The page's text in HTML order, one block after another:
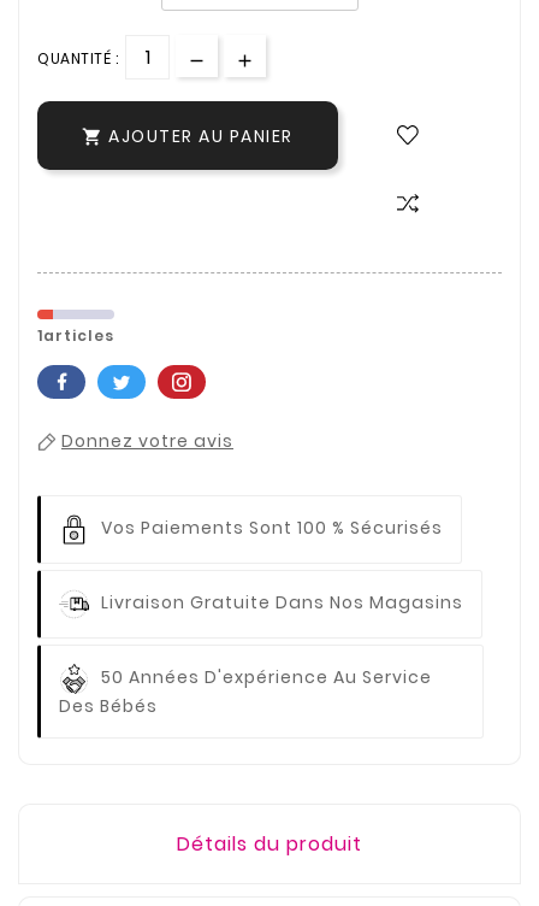
QUANTITÉ :
 AJOUTER AU PANIER
1articles
Donnez votre avis
Vos Paiements Sont 100 % Sécurisés
Livraison Gratuite Dans Nos Magasins
50 Années D'expérience Au Service
Des Bébés
Détails du produit